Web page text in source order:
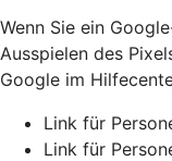
Wenn Sie ein
Ausspielen des
Google im
Link für
Link für